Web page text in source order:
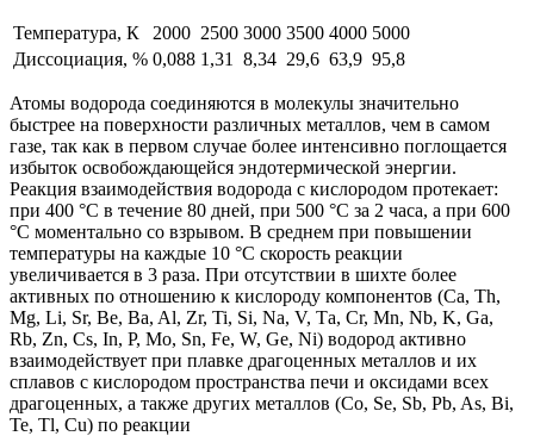
Температура, К 2000 2500 3000 3500 4000 5000
Диссоциация, % 0,088 1,31 8,34 29,6 63,9 95,8
Атомы водорода соединяются в молекулы значительно
быстрее на поверхности различных металлов, чем в самом
газе, так как в первом случае более интенсивно поглощается
избыток освобождающейся эндотермической энергии.
Реакция взаимодействия водорода с кислородом протекает:
при 400 °С в течение 80 дней, при 500 °С за 2 часа, а при 600
°С моментально со взрывом. В среднем при повышении
температуры на каждые 10 °С скорость реакции
увеличивается в 3 раза. При отсутствии в шихте более
активных по отношению к кислороду компонентов (Са, Th,
Mg, Li, Sr, Be, Ba, Al, Zr, Ti, Si, Na, V, Та, Cr, Mn, Nb, K, Ga,
Rb, Zn, Cs, In, P, Mo, Sn, Fe, W, Ge, Ni) водород активно
взаимодействует при плавке драгоценных металлов и их
сплавов с кислородом пространства печи и оксидами всех
драгоценных, а также других металлов (Со, Se, Sb, Pb, As, Bi,
Те, Tl, Сu) по реакции